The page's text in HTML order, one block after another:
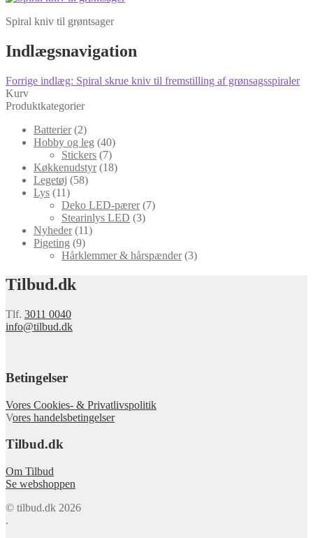
Spiral kniv til grøntsager
Indlægsnavigation
Forrige indlæg: Spiral skrue kniv til fremstilling af grønsagsspiraler
Kurv
Produktkategorier
Batterier (2)
Hobby og leg (40)
Stickers (7)
Køkkenudstyr (18)
Legetøj (58)
Lys (11)
Deko LED-pærer (7)
Stearinlys LED (3)
Nyheder (11)
Pigeting (9)
Hårklemmer & hårspænder (3)
Tilbud.dk
Tlf. 3011 0040
info@tilbud.dk
Betingelser
Vores Cookies- & Privatlivspolitik
Vores handelsbetingelser
Tilbud.dk
Om Tilbud
Se webshoppen
© tilbud.dk 2026
.